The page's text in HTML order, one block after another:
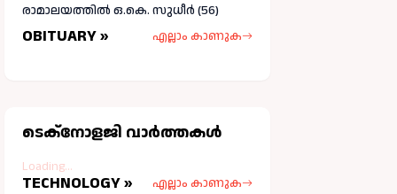
രാമാലയത്തിൽ ഒ.കെ. സുധീർ (56)
OBITUARY » എല്ലാം കാണുക
ടെക്നോളജി വാർത്തകള്‍
Loading...
TECHNOLOGY » എല്ലാം കാണുക